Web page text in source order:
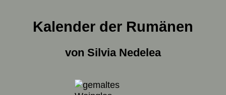
Kalender der Rumänen
von Silvia Nedelea